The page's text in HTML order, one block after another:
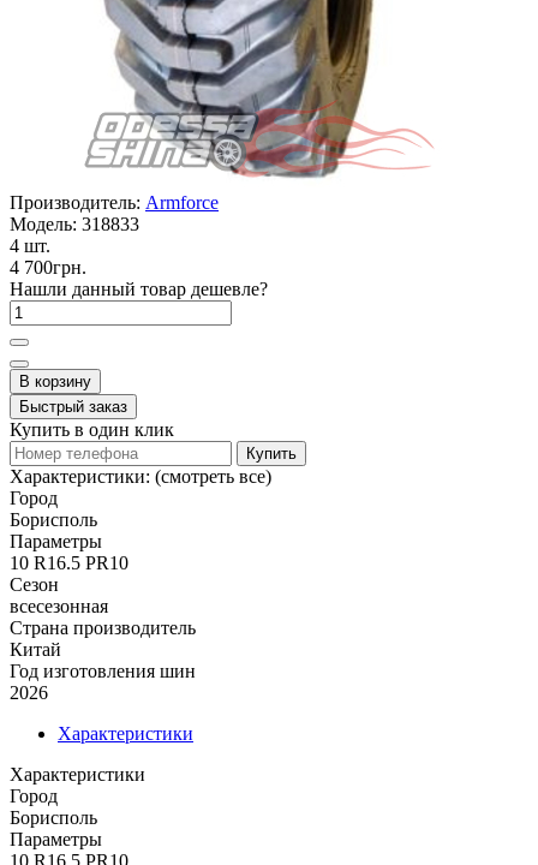
Производитель: Armforce
Модель: 318833
4 шт.
4 700грн.
Нашли данный товар дешевле?
В корзину
Быстрый заказ
Купить в один клик
Купить
Характеристики: (смотреть все)
Город
Борисполь
Параметры
10 R16.5 PR10
Сезон
всесезонная
Страна производитель
Китай
Год изготовления шин
2026
Характеристики
Характеристики
Город
Борисполь
Параметры
10 R16.5 PR10